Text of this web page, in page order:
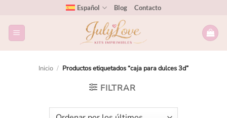
Español Blog Contacto
Inicio / Productos etiquetados “caja para dulces 3d”
FILTRAR